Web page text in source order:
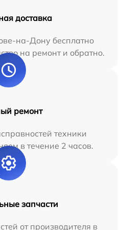
доставка
на-Дону бесплатно
на ремонт и обратно.
ремонт
техники
в течение 2 часов.
запчасти
от производителя в